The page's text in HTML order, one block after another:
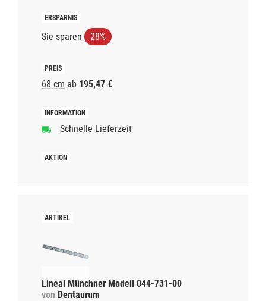
Sie sparen 28%
68 cm ab 195,47 €
Schnelle Lieferzeit
Lineal Münchner Modell 044-731-00
von Dentaurum